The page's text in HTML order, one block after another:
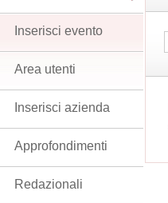
Inserisci evento
Area utenti
Inserisci azienda
Approfondimenti
Redazionali